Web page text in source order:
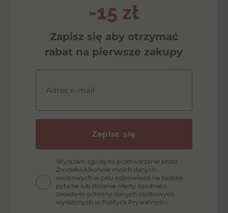
-15 zł
Zapisz się aby otrzymać
rabat na pierwsze zakupy
Adres e-mail
Zapisz się
Wyrażam zgodę na przetwarzanie przez
ŹrodełkoAlkohole moich danych
osobowych w celu odpowiedzi na zadane
pytanie lub złożenie oferty zgodnie z
zasadami ochrony danych osobowych
wyrażonych w Polityce Prywatności.